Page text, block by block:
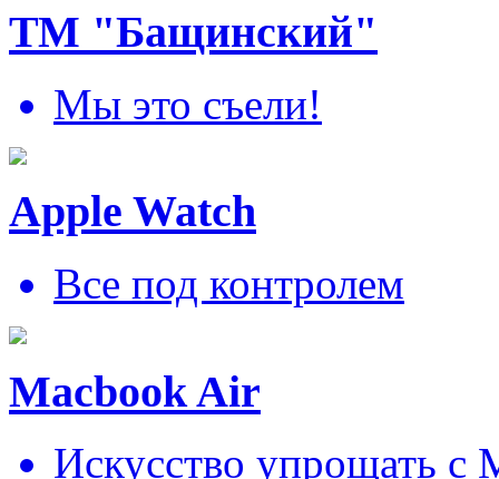
ТМ "Бащинский"
Мы это съели!
Apple Watch
Все под контролем
Macbook Air
Искусcтво упрощать c